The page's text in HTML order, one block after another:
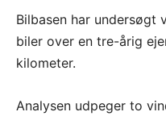
Bilbasen har
biler over en tre-årig
kilometer.
Analysen udpeger to